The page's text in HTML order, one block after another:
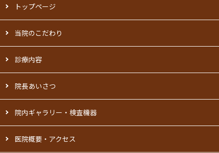
トップページ
当院のこだわり
診療内容
院長あいさつ
院内ギャラリー・検査機器
医院概要・アクセス